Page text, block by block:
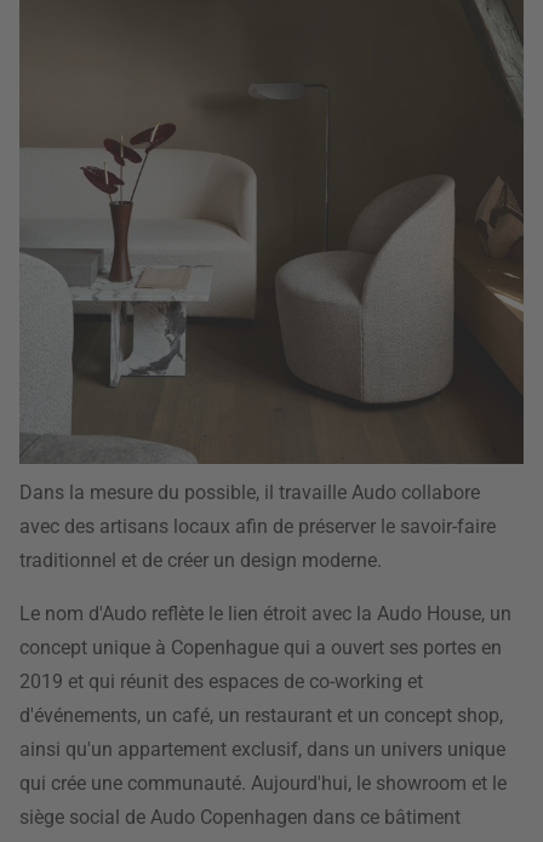
Dans la mesure du possible, il travaille Audo collabore
avec des artisans locaux afin de préserver le savoir-faire
traditionnel et de créer un design moderne.
Le nom d'Audo reflète le lien étroit avec la Audo House, un
concept unique à Copenhague qui a ouvert ses portes en
2019 et qui réunit des espaces de co-working et
d'événements, un café, un restaurant et un concept shop,
ainsi qu'un appartement exclusif, dans un univers unique
qui crée une communauté. Aujourd'hui, le showroom et le
siège social de Audo Copenhagen dans ce bâtiment